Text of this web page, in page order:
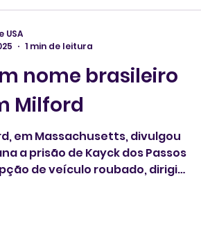
nome brasileiro
Milford
em Massachusetts, divulgou
a prisão de Kayck dos Passos
de veículo roubado, dirigir
USA
1 min de leitura